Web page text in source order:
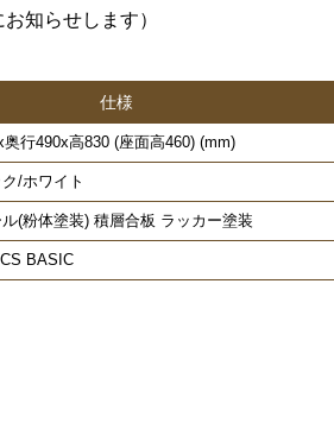
知らせします）
仕様
奥行490x高830 (座面高460) (mm)
/ホワイト
(粉体塗装) 積層合板 ラッカー塗装
BASIC